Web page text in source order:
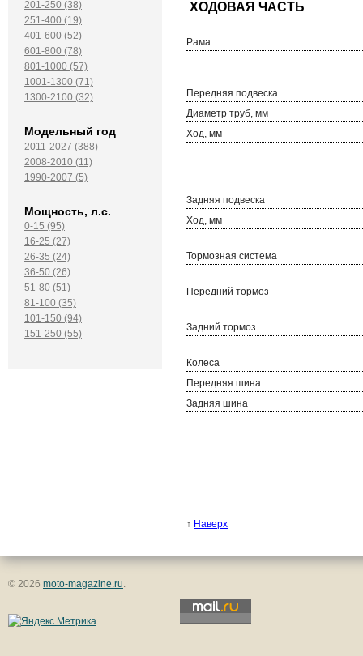
201-250 (38)
251-400 (19)
401-600 (52)
601-800 (78)
801-1000 (57)
1001-1300 (71)
1300-2100 (32)
Модельный год
2011-2027 (388)
2008-2010 (11)
1990-2007 (5)
Мощность, л.с.
0-15 (95)
16-25 (27)
26-35 (24)
36-50 (26)
51-80 (51)
81-100 (35)
101-150 (94)
151-250 (55)
Рама
Передняя подвеска
Диаметр труб, мм
Ход, мм
Задняя подвеска
Ход, мм
Тормозная система
Передний тормоз
Задний тормоз
Колеса
Передняя шина
Задняя шина
↑ Наверх
© 2026 moto-magazine.ru